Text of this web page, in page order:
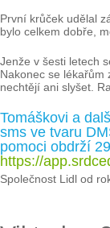
První krůček udělal
bylo celkem dobře,
Jenže v šesti letech
Nakonec se lékařům
nechtějí ani slyšet.
Tomáškovi a
sms ve tvaru
pomoci obdrží
https://
Společnost Lidl od